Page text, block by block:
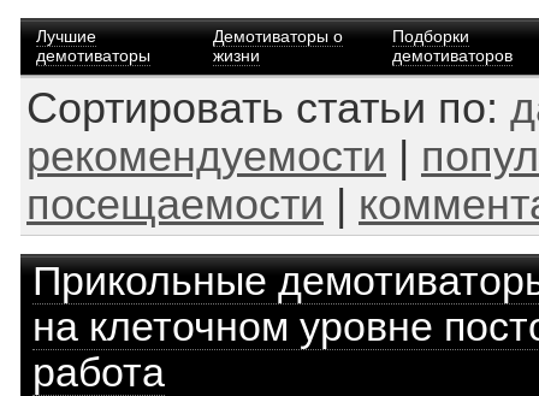
Лучшие
демотиваторы
Демотиваторы о
жизни
Подборки
демотиваторов
Сортировать статьи по:
рекомендуемости
посещаемости
Прикольные
на клеточном уровне
работа